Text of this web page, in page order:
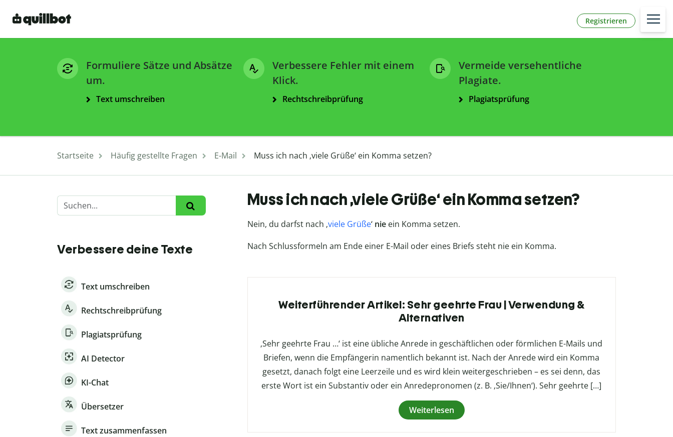
Registrieren
Formuliere Sätze und Absätze
um.
Text umschreiben
Verbessere Fehler mit einem
Klick.
Rechtschreibprüfung
Vermeide versehentliche
Plagiate.
Plagiatsprüfung
Startseite Häufig gestellte Fragen E-Mail Muss ich nach ‚viele Grüße‘ ein Komma setzen?
Verbessere deine Texte
Text umschreiben
Rechtschreibprüfung
Plagiatsprüfung
AI Detector
KI-Chat
Übersetzer
Text zusammenfassen
Muss ich nach ‚viele Grüße‘ ein Komma setzen?
Nein, du darfst nach ‚viele Grüße‘ nie ein Komma setzen.
Nach Schlussformeln am Ende einer E-Mail oder eines Briefs steht nie ein Komma.
Weiterführender Artikel: Sehr geehrte Frau | Verwendung &
Alternativen
‚Sehr geehrte Frau …‘ ist eine übliche Anrede in geschäftlichen oder förmlichen E-Mails und
Briefen, wenn die Empfängerin namentlich bekannt ist. Nach der Anrede wird ein Komma
gesetzt, danach folgt eine Leerzeile und es wird klein weitergeschrieben – es sei denn, das
erste Wort ist ein Substantiv oder ein Anredepronomen (z. B. ‚Sie/Ihnen‘). Sehr geehrte […]
Weiterlesen